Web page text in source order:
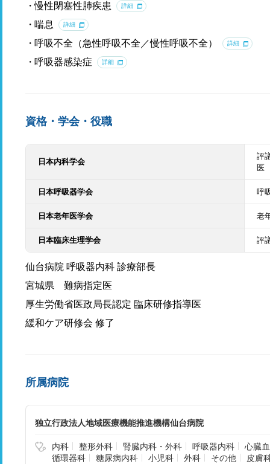
慢性閉塞性肺疾患 詳細
喘息 詳細
呼吸不全（急性呼吸不全／慢性呼吸不全） 詳細
呼吸器感染症 詳細
資格・学会・役職
日本内科学会
評
医
日本呼吸器学会 呼
日本老年医学会 老
日本臨床生理学会 評
仙台病院 呼吸器内科 診療部長
宮城県 難病指定医
厚生労働省医政局長認定 臨床研修指導医
緩和ケア研修会 修了
所属病院
独立行政法人地域医療機能推進機構仙台病院
内科 整形外科 腎臓内科・外科 呼吸器内科
心臓
循環器科
糖尿病内科 小児科 外科 その他
皮膚